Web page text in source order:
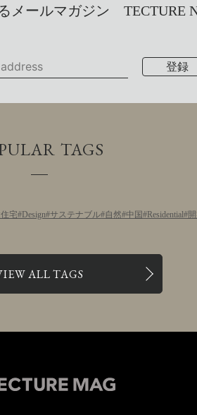
メールマガジン TECTURE
TAGS
宅 Design サステナブル 自然 中国 Residential
ALL TAGS